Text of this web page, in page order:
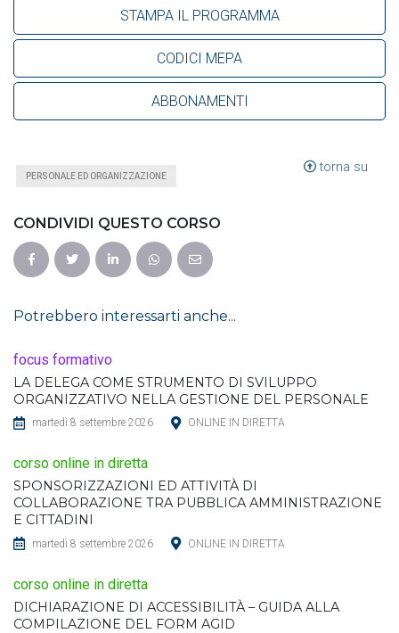
STAMPA IL PROGRAMMA
CODICI MEPA
ABBONAMENTI
torna su
PERSONALE ED ORGANIZZAZIONE
CONDIVIDI QUESTO CORSO
Potrebbero interessarti anche...
focus formativo
LA DELEGA COME STRUMENTO DI SVILUPPO
ORGANIZZATIVO NELLA GESTIONE DEL PERSONALE
martedì 8 settembre 2026 ONLINE IN DIRETTA
corso online in diretta
SPONSORIZZAZIONI ED ATTIVITÀ DI
COLLABORAZIONE TRA PUBBLICA AMMINISTRAZIONE
E CITTADINI
martedì 8 settembre 2026 ONLINE IN DIRETTA
corso online in diretta
DICHIARAZIONE DI ACCESSIBILITÀ – GUIDA ALLA
COMPILAZIONE DEL FORM AGID